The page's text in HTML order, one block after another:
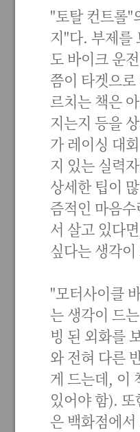
"토탈 컨트롤"
지"다. 부제를
도 바이크 운
쯤이 타겟으
르치는 책은
지는지 등을
가 레이싱 대
지 있는 실력
상세한 팁이
즘적인 마음
서 살고 있다
싶다는 생각
"모터사이클
는 생각이 드
빙 된 외화를
와 전혀 다른
게 드는데, 이
있어야 함).
은 백화점에